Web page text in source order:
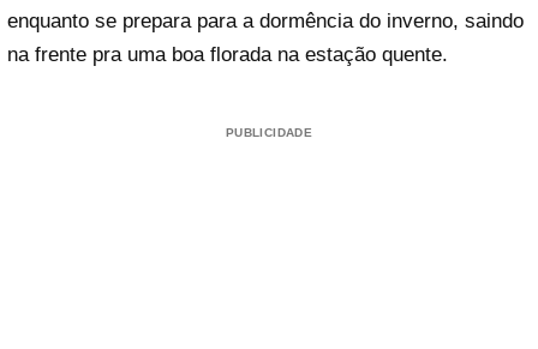
enquanto se prepara para a dormência do inverno, saindo
na frente pra uma boa florada na estação quente.
PUBLICIDADE